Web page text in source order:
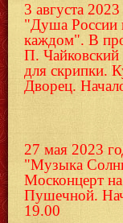
3 августа 2023
"Душа России
каждом". В
П. Чайковский
для скрипки.
Дворец.
27 мая 2023
"Музыка
Москонцерт на
Пушечной.
19.00